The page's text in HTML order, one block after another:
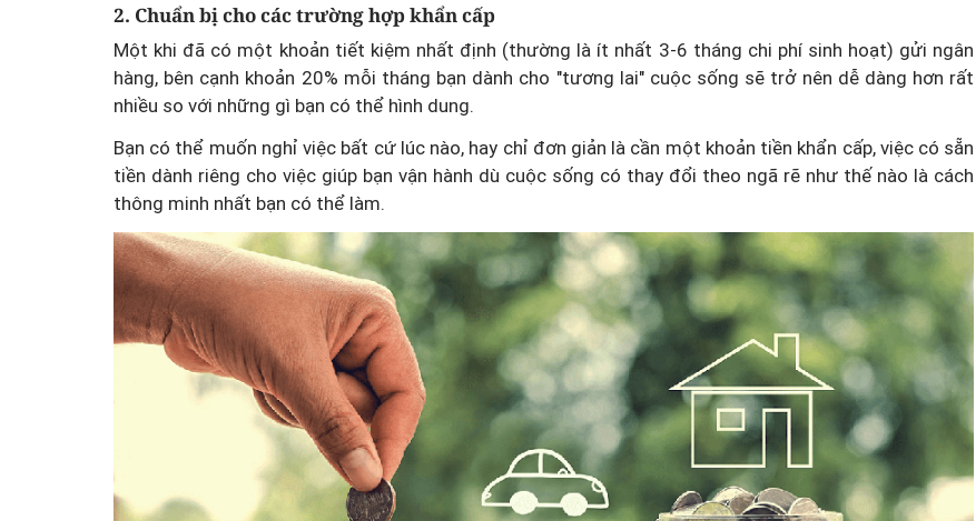
2. Chuẩn bị cho các trường hợp khẩn cấp
Một khi đã có một khoản tiết kiệm nhất định (thường là ít nhất 3-6 tháng chi phí sinh hoạt) gửi ngân
hàng, bên cạnh khoản 20% mỗi tháng bạn dành cho "tương lai" cuộc sống sẽ trở nên dễ dàng hơn rất
nhiều so với những gì bạn có thể hình dung.
Bạn có thể muốn nghỉ việc bất cứ lúc nào, hay chỉ đơn giản là cần một khoản tiền khẩn cấp, việc có sẵn
tiền dành riêng cho việc giúp bạn vận hành dù cuộc sống có thay đổi theo ngã rẽ như thế nào là cách
thông minh nhất bạn có thể làm.